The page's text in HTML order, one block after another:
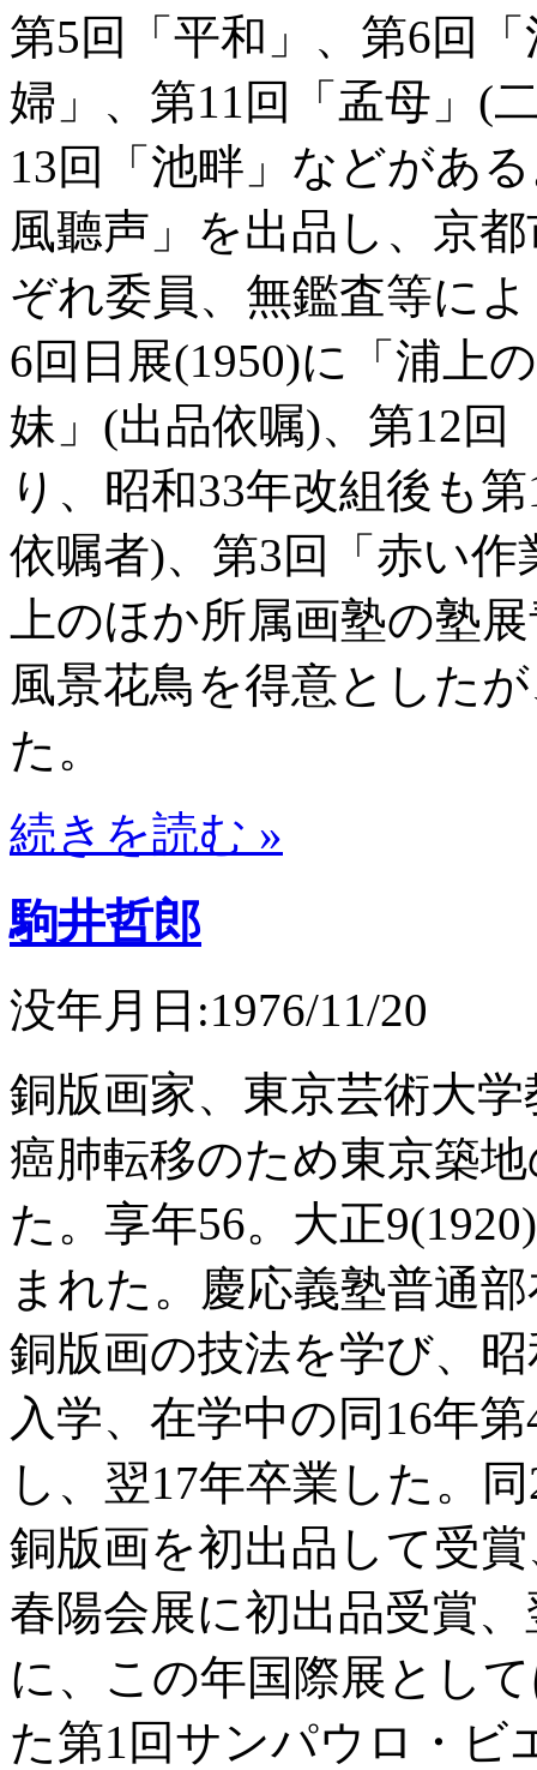
第5回「平和」、第6回
婦」、第11回「孟母」(
13回「池畔」などがあ
風聽声」を出品し、京
ぞれ委員、無鑑査等に
6回日展(1950)に「浦上
妹」(出品依嘱)、第12回
り、昭和33年改組後も
依嘱者)、第3回「赤い
上のほか所属画塾の塾
風景花鳥を得意とした
た。
続きを読む »
駒井哲郎
没年月日:1976/11/20
銅版画家、東京芸術大
癌肺転移のため東京築
た。享年56。大正
まれた。慶応義塾普通
銅版画の技法を学び、
入学、在学中の同16年
し、翌17年卒業した。
銅版画を初出品して受
春陽会展に初出品受賞
に、この年国際展とし
た第1回サンパウロ・ビ